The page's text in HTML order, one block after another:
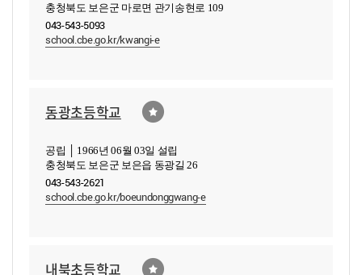
충청북도 보은군 마로면 관기송현로 109
043-543-5093
school.cbe.go.kr/kwangi-e
동광초등학교
공립 │ 1966년 06월 03일 설립
충청북도 보은군 보은읍 동광길 26
043-543-2621
school.cbe.go.kr/boeundonggwang-e
내북초등학교